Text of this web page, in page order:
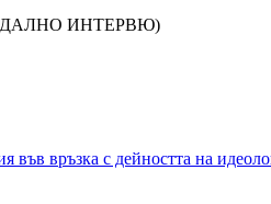
ИНТЕРВЮ)
връзка с дейността на